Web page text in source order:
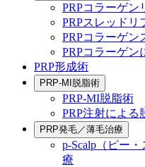
PRPコラーゲン
PRPスレッドリ
PRPコラーゲン
PRPコラーゲン
PRP形成術
PRP-MI脱脂術
PRP-MI脱脂術
PRP注射による
PRP発毛／薄毛治療
p-Scalp（ピー
療